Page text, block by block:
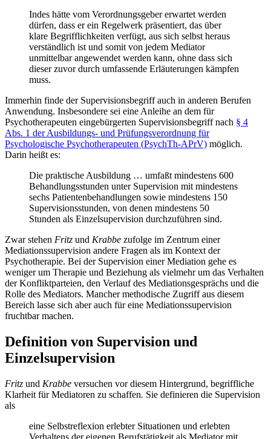
Indes hätte vom Verordnungsgeber erwartet werden
dürfen, dass er ein Regelwerk präsentiert, das über
klare Begrifflichkeiten verfügt, aus sich selbst heraus
verständlich ist und somit von jedem Mediator
unmittelbar angewendet werden kann, ohne dass sich
dieser zuvor durch umfassende Erläuterungen kämpfen
muss.
Immerhin finde der Supervisionsbegriff auch in anderen Berufen
Anwendung. Insbesondere sei eine Anleihe an dem für
Psychotherapeuten eingebürgerten Supervisionsbegriff nach § 4
Abs. 1 derAusbildungs- und Prüfungsverordnung für
Psychologische Psychotherapeuten (PsychTh-APrV) möglich.
Darin heißt es:
Die praktische Ausbildung … umfaßt mindestens 600
Behandlungsstunden unter Supervision mit mindestens
sechs Patientenbehandlungen sowie mindestens 150
Supervisionsstunden, von denen mindestens 50
Stunden als Einzelsupervision durchzuführen sind.
Zwar stehen Fritz und Krabbe zufolge im Zentrum einer
Mediationssupervision andere Fragen als im Kontext der
Psychotherapie. Bei der Supervision einer Mediation gehe es
weniger um Therapie und Beziehung als vielmehr um das Verhalten
der Konfliktparteien, den Verlauf des Mediationsgesprächs und die
Rolle des Mediators. Mancher methodische Zugriff aus diesem
Bereich lasse sich aber auch für eine Mediationssupervision
fruchtbar machen.
Definition von Supervision und
Einzelsupervision
Fritz und Krabbe versuchen vor diesem Hintergrund, begriffliche
Klarheit für Mediatoren zu schaffen. Sie definieren die Supervision
als
eine Selbstreflexion erlebter Situationen und erlebten